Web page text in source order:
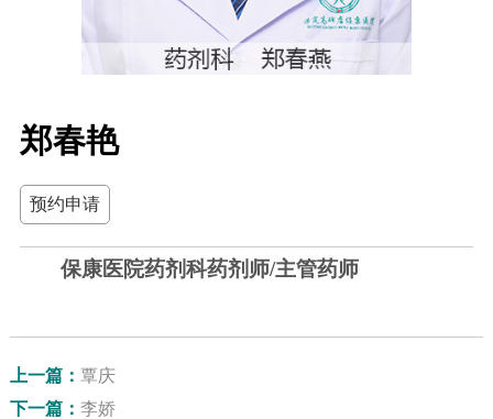
郑春艳
预约申请
保康医院药剂科药剂师/主管药师
上一篇： 覃庆
下一篇： 李娇